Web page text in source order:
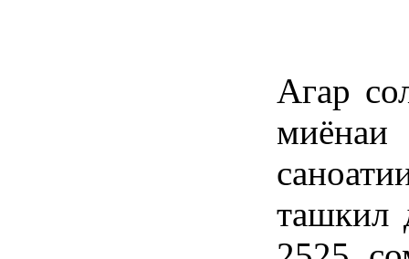
Агар
миёнаи
ташкил